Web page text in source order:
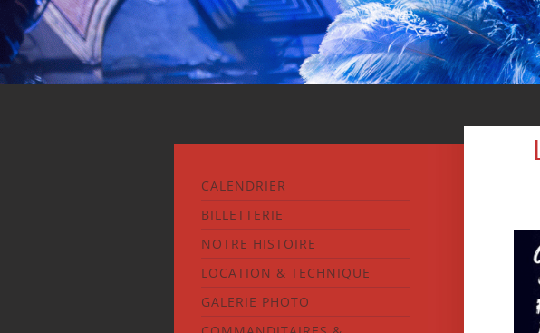
CALENDRIER
BILLETTERIE
NOTRE HISTOIRE
LOCATION & TECHNIQUE
GALERIE PHOTO